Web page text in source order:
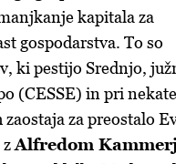
kapitala za
gospodarstva. To so
ki pestijo Srednjo,
(CESSE) in pri
za preostalo
Alfredom